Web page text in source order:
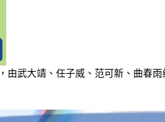
由武大靖、任子威、范可新、曲春